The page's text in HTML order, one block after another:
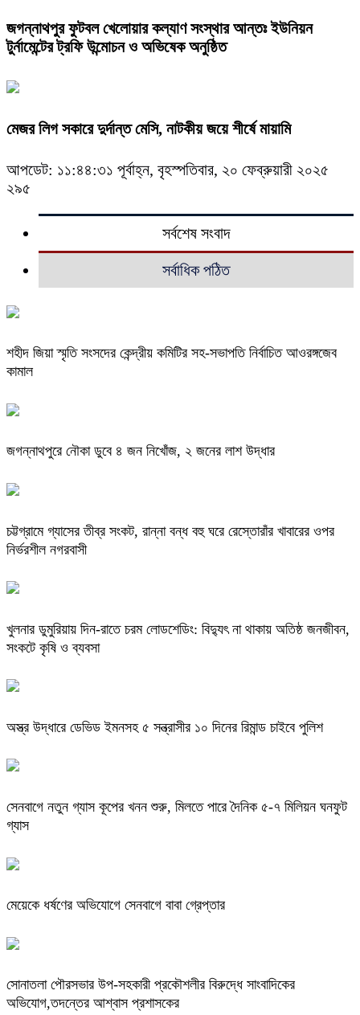
জগন্নাথপুর ফুটবল খেলোয়ার কল্যাণ সংস্থার আন্তঃ ইউনিয়ন
টুর্নামেন্টের ট্রফি উন্মোচন ও অভিষেক অনুষ্ঠিত
মেজর লিগ সকারে দুর্দান্ত মেসি, নাটকীয় জয়ে শীর্ষে মায়ামি
আপডেট: ১১:৪৪:৩১ পূর্বাহ্ন, বৃহস্পতিবার, ২০ ফেব্রুয়ারী ২০২৫
২৯৫
সর্বশেষ সংবাদ
সর্বাধিক পঠিত
শহীদ জিয়া স্মৃতি সংসদের কেন্দ্রীয় কমিটির সহ-সভাপতি নির্বাচিত আওরঙ্গজেব
কামাল
জগন্নাথপুরে নৌকা ডুবে ৪ জন নিখোঁজ, ২ জনের লাশ উদ্ধার
চট্টগ্রামে গ্যাসের তীব্র সংকট, রান্না বন্ধ বহু ঘরে রেস্তোরাঁর খাবারের ওপর
নির্ভরশীল নগরবাসী
খুলনার ডুমুরিয়ায় দিন-রাতে চরম লোডশেডিং: বিদ্যুৎ না থাকায় অতিষ্ঠ জনজীবন,
সংকটে কৃষি ও ব্যবসা
অস্ত্র উদ্ধারে ডেভিড ইমনসহ ৫ সন্ত্রাসীর ১০ দিনের রিমান্ড চাইবে পুলিশ
সেনবাগে নতুন গ্যাস কূপের খনন শুরু, মিলতে পারে দৈনিক ৫-৭ মিলিয়ন ঘনফুট
গ্যাস
মেয়েকে ধর্ষণের অভিযোগে সেনবাগে বাবা গ্রেপ্তার
সোনাতলা পৌরসভার উপ-সহকারী প্রকৌশলীর বিরুদ্ধে সাংবাদিকের
অভিযোগ,তদন্তের আশ্বাস প্রশাসকের